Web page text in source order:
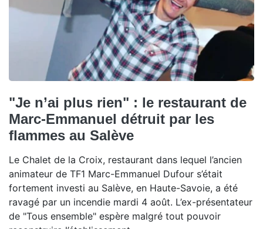
"Je n’ai plus rien" : le restaurant de
Marc-Emmanuel détruit par les
flammes au Salève
Le Chalet de la Croix, restaurant dans lequel l’ancien
animateur de TF1 Marc-Emmanuel Dufour s’était
fortement investi au Salève, en Haute-Savoie, a été
ravagé par un incendie mardi 4 août. L’ex-présentateur
de "Tous ensemble" espère malgré tout pouvoir